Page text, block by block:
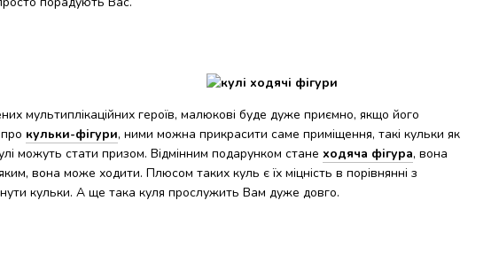
мультиплікаційних героїв, малюкові буде дуже приємно, якщо його
кульки-фігури, ними можна прикрасити саме приміщення, такі кульки як
можуть стати призом. Відмінним подарунком стане ходяча фігура, вона
вона може ходити. Плюсом таких куль є їх міцність в порівнянні з
кульки. А ще така куля прослужить Вам дуже довго.